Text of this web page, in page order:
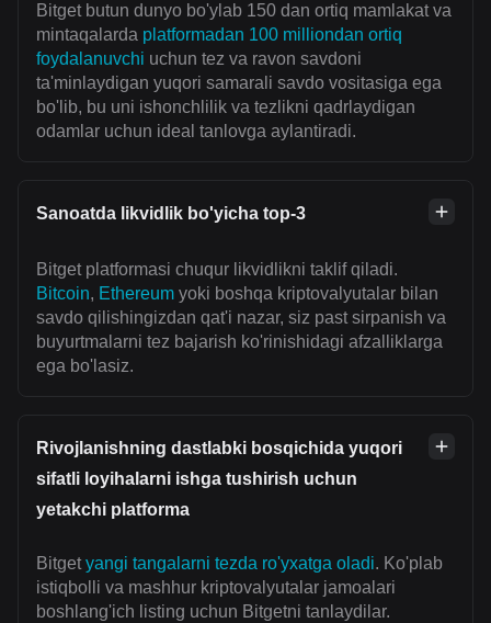
Bitget butun dunyo bo'ylab 150 dan ortiq mamlakat va
mintaqalarda platformadan 100 milliondan ortiq
foydalanuvchi uchun tez va ravon savdoni
ta'minlaydigan yuqori samarali savdo vositasiga ega
bo'lib, bu uni ishonchlilik va tezlikni qadrlaydigan
odamlar uchun ideal tanlovga aylantiradi.
Sanoatda likvidlik bo'yicha top-3
Bitget platformasi chuqur likvidlikni taklif qiladi.
Bitcoin, Ethereum yoki boshqa kriptovalyutalar bilan
savdo qilishingizdan qat'i nazar, siz past sirpanish va
buyurtmalarni tez bajarish ko'rinishidagi afzalliklarga
ega bo'lasiz.
Rivojlanishning dastlabki bosqichida yuqori
sifatli loyihalarni ishga tushirish uchun
yetakchi platforma
Bitget yangi tangalarni tezda ro'yxatga oladi. Ko'plab
istiqbolli va mashhur kriptovalyutalar jamoalari
boshlang'ich listing uchun Bitgetni tanlaydilar.